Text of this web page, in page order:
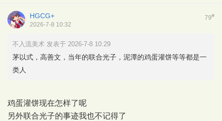
79#
HGCG+
2026-7-8 10:32
不入流美术 发表于 2026-7-8 10:29
茅以式，高善文，当年的联合光子，泥潭的鸡蛋灌饼等等都是一
类人
鸡蛋灌饼现在怎样了呢
另外联合光子的事迹我也不记得了